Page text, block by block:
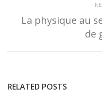
La physique au
de
RELATED POSTS